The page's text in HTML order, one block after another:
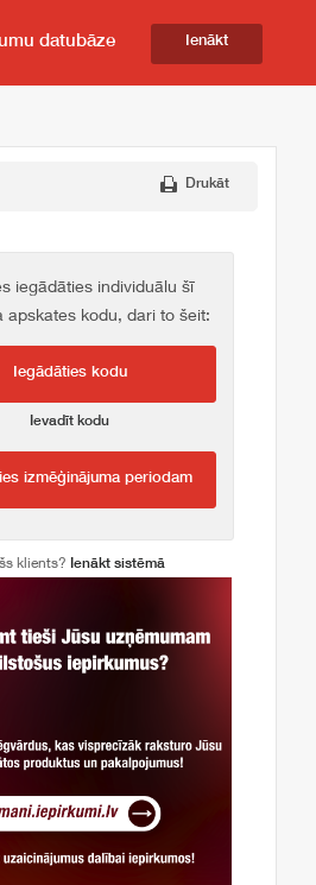
datubāze Ienākt
Drukāt
iegādāties individuālu šī
apskates kodu, dari to šeit:
Iegādāties kodu
Ievadīt kodu
izmēģinājuma periodam
klients? Ienākt sistēmā